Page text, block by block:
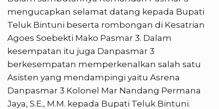
mengucapkan selamat datang kepada Bupati
Teluk Bintuni beserta rombongan di Kesatrian
Agoes Soebekti Mako Pasmar 3. Dalam
kesempatan itu juga Danpasmar 3
berkesempatan memperkenalkan salah satu
Asisten yang mendampingi yaitu Asrena
Danpasmar 3 Kolonel Mar Nandang Permana
Jaya, S.E., M.M. kepada Bupati Teluk Bintuni.